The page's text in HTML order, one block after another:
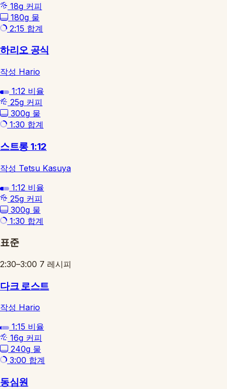
18g 커피
180g 물
2:15 합계
하리오 공식
작성 Hario
1:12 비율
25g 커피
300g 물
1:30 합계
스트롱 1:12
작성 Tetsu Kasuya
1:12 비율
25g 커피
300g 물
1:30 합계
표준
2:30–3:00 7 레시피
다크 로스트
작성 Hario
1:15 비율
16g 커피
240g 물
3:00 합계
동심원